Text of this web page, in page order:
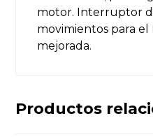
motor. Interruptor
movimientos para
mejorada.
Productos